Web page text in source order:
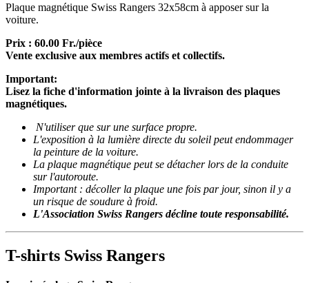
Plaque magnétique Swiss Rangers 32x58cm à apposer sur la
voiture.
Prix : 60.00 Fr./pièce
Vente exclusive aux membres actifs et collectifs.
Important:
Lisez la fiche d'information jointe à la livraison des plaques
magnétiques.
N'utiliser que sur une surface propre.
L'exposition à la lumière directe du soleil peut endommager
la peinture de la voiture.
La plaque magnétique peut se détacher lors de la conduite
sur l'autoroute.
Important : décoller la plaque une fois par jour, sinon il y a
un risque de soudure à froid.
L'Association Swiss Rangers décline toute responsabilité.
T-shirts Swiss Rangers